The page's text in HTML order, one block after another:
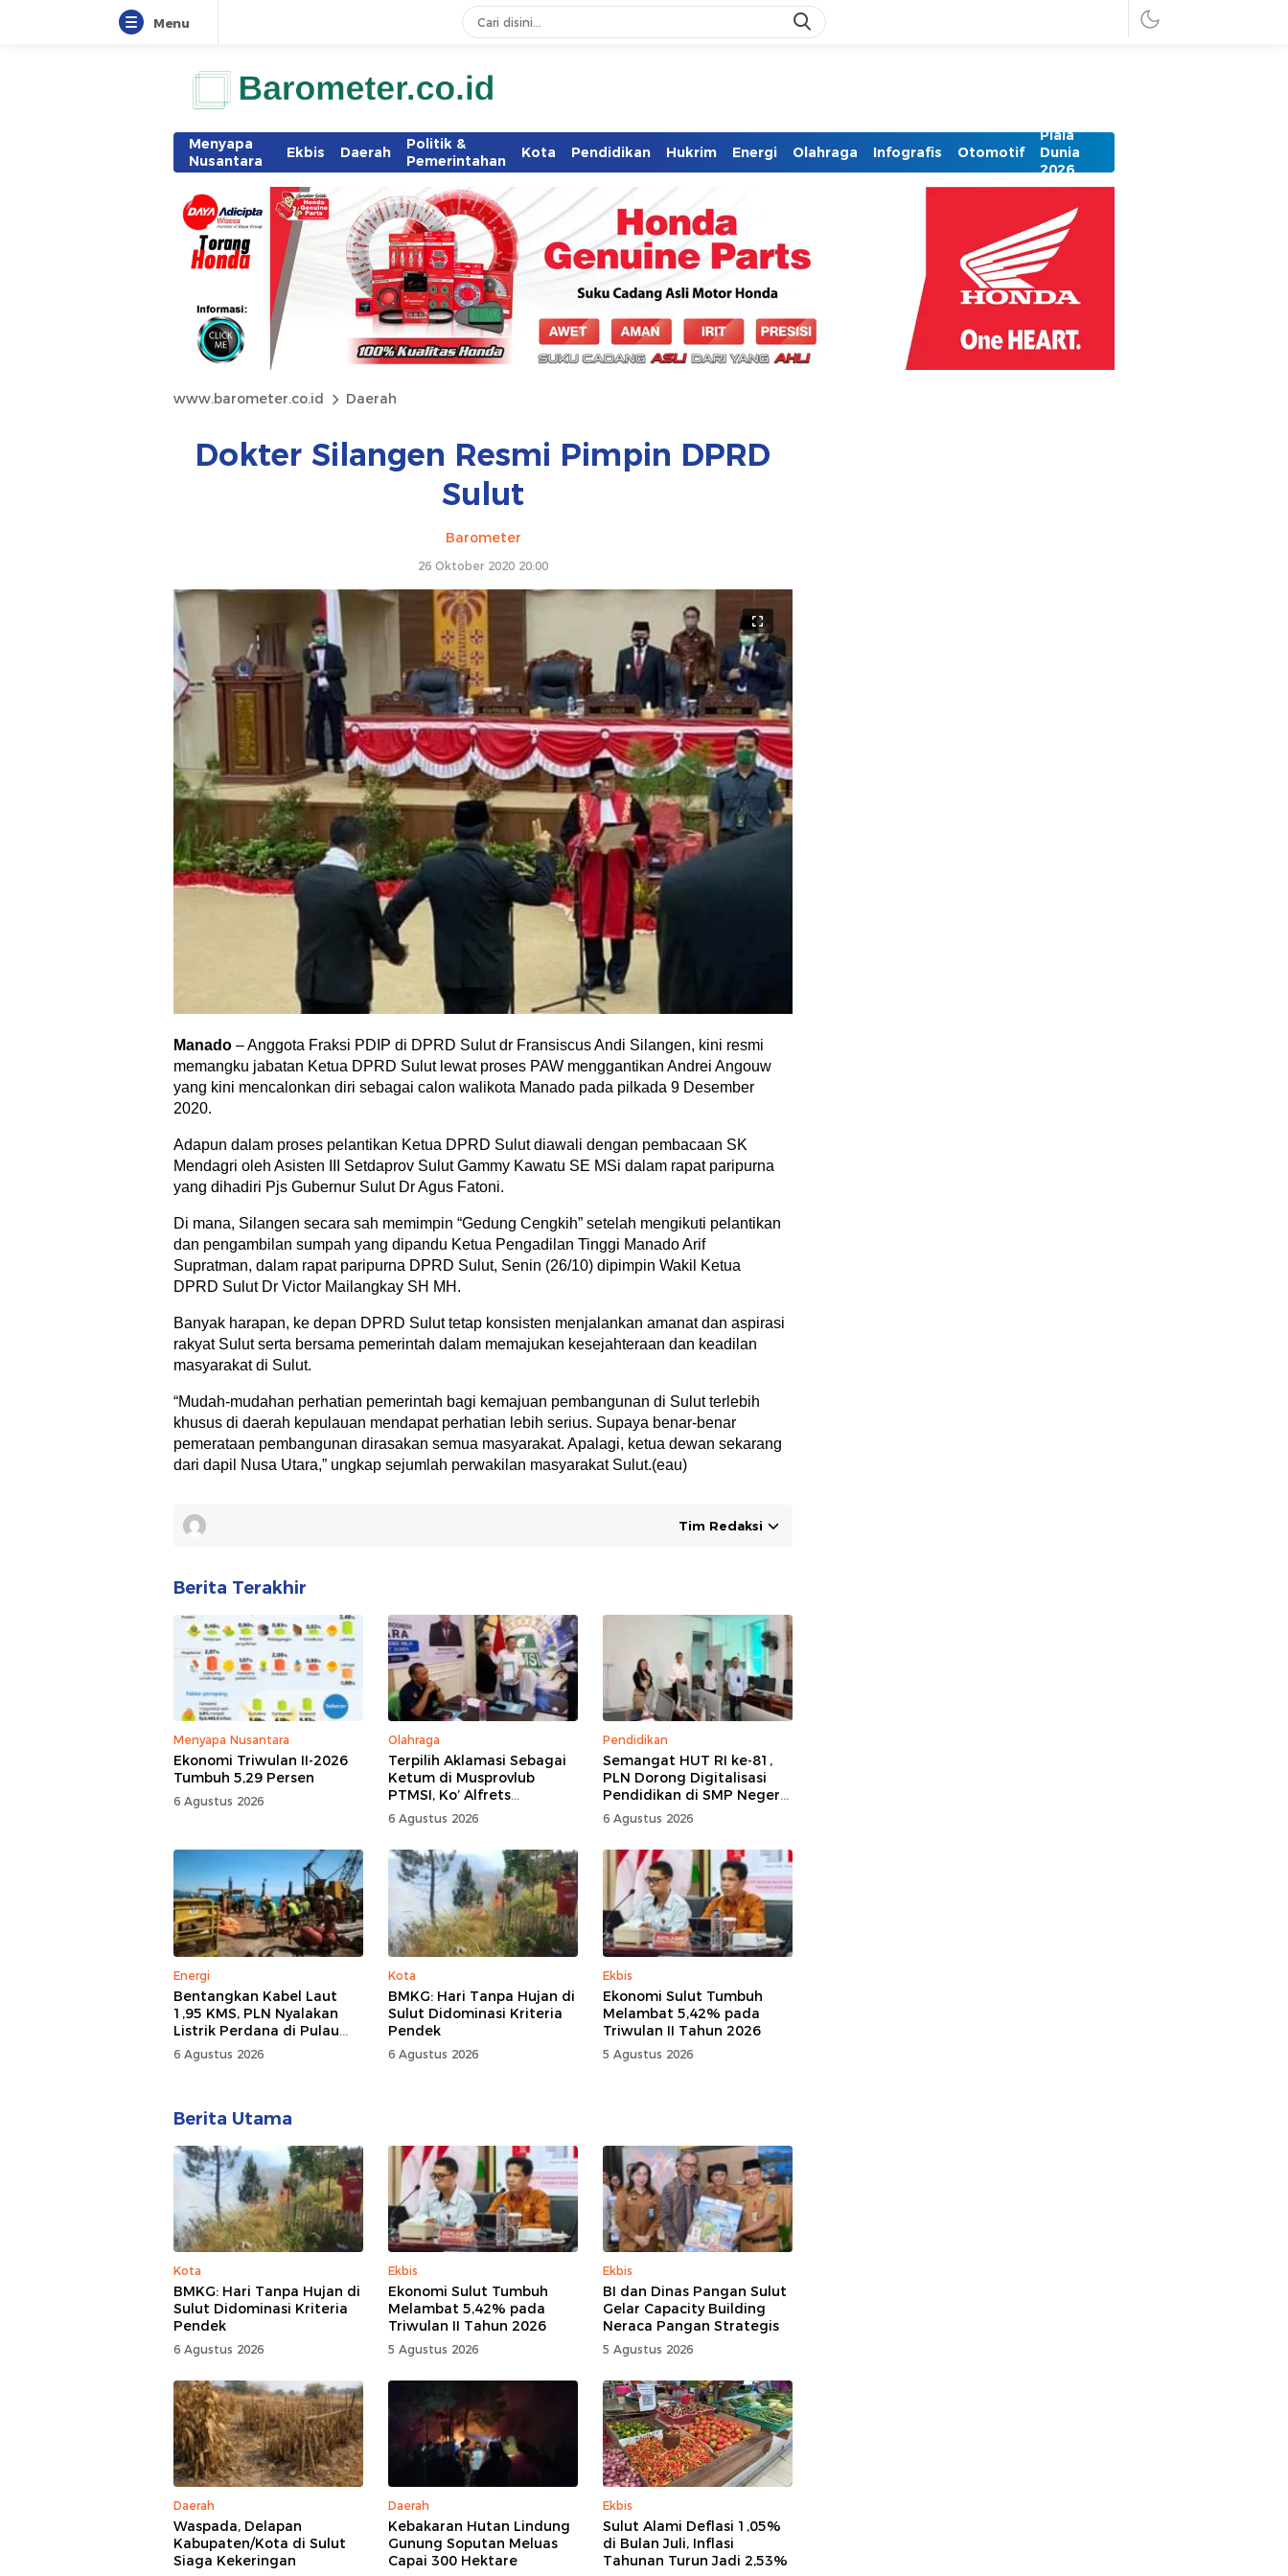
Menu
Menyapa
Nusantara
Ekbis Daerah
Politik &
Pemerintahan
Kota Pendidikan Hukrim Energi Olahraga Infografis Otomotif
Piala
Dunia
2026
www.barometer.co.id Daerah
Dokter Silangen Resmi Pimpin DPRD
Sulut
Barometer
26 Oktober 2020 20:00
Manado – Anggota Fraksi PDIP di DPRD Sulut dr Fransiscus Andi Silangen, kini resmi
memangku jabatan Ketua DPRD Sulut lewat proses PAW menggantikan Andrei Angouw
yang kini mencalonkan diri sebagai calon walikota Manado pada pilkada 9 Desember
2020.
Adapun dalam proses pelantikan Ketua DPRD Sulut diawali dengan pembacaan SK
Mendagri oleh Asisten III Setdaprov Sulut Gammy Kawatu SE MSi dalam rapat paripurna
yang dihadiri Pjs Gubernur Sulut Dr Agus Fatoni.
Di mana, Silangen secara sah memimpin “Gedung Cengkih” setelah mengikuti pelantikan
dan pengambilan sumpah yang dipandu Ketua Pengadilan Tinggi Manado Arif
Supratman, dalam rapat paripurna DPRD Sulut, Senin (26/10) dipimpin Wakil Ketua
DPRD Sulut Dr Victor Mailangkay SH MH.
Banyak harapan, ke depan DPRD Sulut tetap konsisten menjalankan amanat dan aspirasi
rakyat Sulut serta bersama pemerintah dalam memajukan kesejahteraan dan keadilan
masyarakat di Sulut.
“Mudah-mudahan perhatian pemerintah bagi kemajuan pembangunan di Sulut terlebih
khusus di daerah kepulauan mendapat perhatian lebih serius. Supaya benar-benar
pemerataan pembangunan dirasakan semua masyarakat. Apalagi, ketua dewan sekarang
dari dapil Nusa Utara,” ungkap sejumlah perwakilan masyarakat Sulut.(eau)
Tim Redaksi
Berita Terakhir
Menyapa Nusantara
Ekonomi Triwulan II-2026
Tumbuh 5,29 Persen
6 Agustus 2026
Olahraga
Terpilih Aklamasi Sebagai
Ketum di Musprovlub
PTMSI, Ko’ Alfrets
Rumawas Siap Gairahkan
Kompetisi
6 Agustus 2026
Pendidikan
Semangat HUT RI ke-81,
PLN Dorong Digitalisasi
Pendidikan di SMP Negeri
1 Palu Lewat Program
TJSL
6 Agustus 2026
Energi
Bentangkan Kabel Laut
1,95 KMS, PLN Nyalakan
Listrik Perdana di Pulau
Dudepo, Desa Berlistrik di
Gorontalo 100 Persen
6 Agustus 2026
Kota
BMKG: Hari Tanpa Hujan di
Sulut Didominasi Kriteria
Pendek
6 Agustus 2026
Ekbis
Ekonomi Sulut Tumbuh
Melambat 5,42% pada
Triwulan II Tahun 2026
5 Agustus 2026
Berita Utama
Kota
BMKG: Hari Tanpa Hujan di
Sulut Didominasi Kriteria
Pendek
6 Agustus 2026
Ekbis
Ekonomi Sulut Tumbuh
Melambat 5,42% pada
Triwulan II Tahun 2026
5 Agustus 2026
Ekbis
BI dan Dinas Pangan Sulut
Gelar Capacity Building
Neraca Pangan Strategis
5 Agustus 2026
Daerah
Waspada, Delapan
Kabupaten/Kota di Sulut
Siaga Kekeringan
Daerah
Kebakaran Hutan Lindung
Gunung Soputan Meluas
Capai 300 Hektare
Ekbis
Sulut Alami Deflasi 1,05%
di Bulan Juli, Inflasi
Tahunan Turun Jadi 2,53%